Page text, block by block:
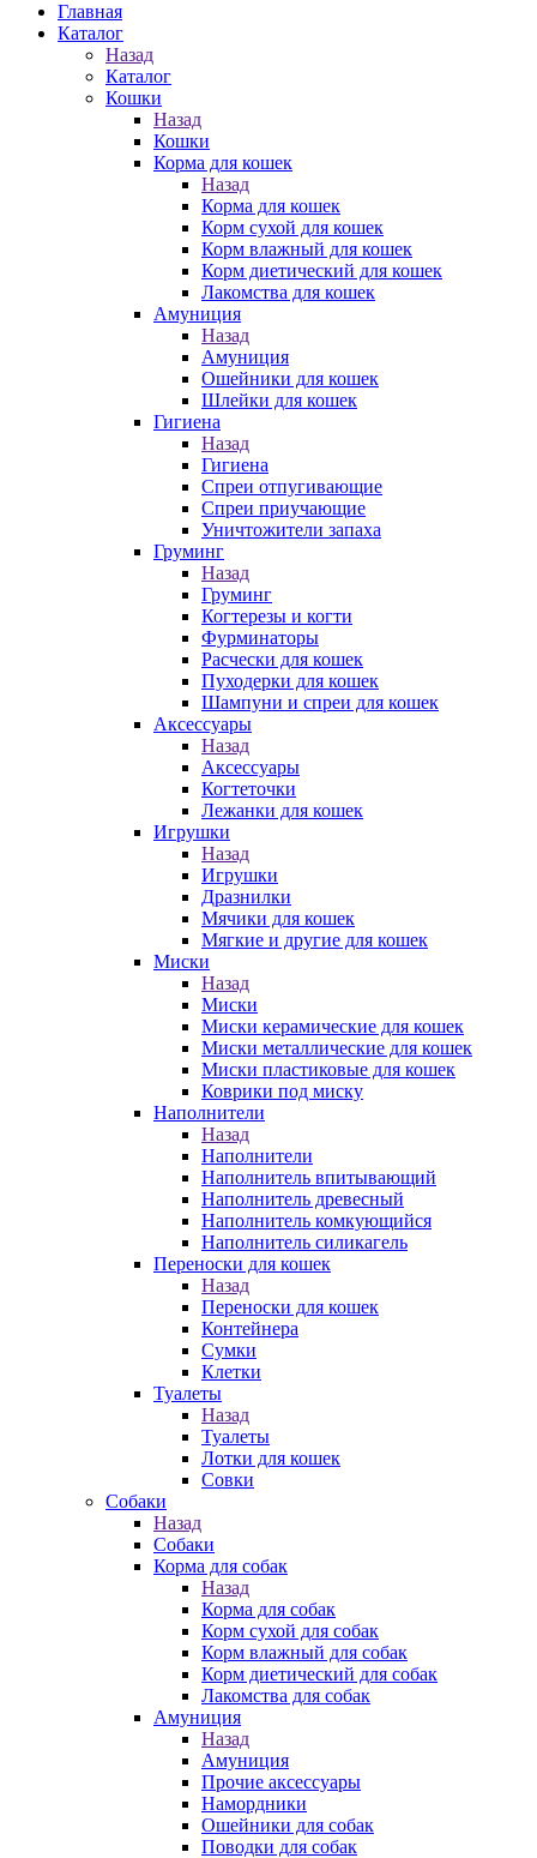
Главная
Каталог
Назад
Каталог
Кошки
Назад
Кошки
Корма для кошек
Назад
Корма для кошек
Корм сухой для кошек
Корм влажный для кошек
Корм диетический для кошек
Лакомства для кошек
Амуниция
Назад
Амуниция
Ошейники для кошек
Шлейки для кошек
Гигиена
Назад
Гигиена
Спреи отпугивающие
Спреи приучающие
Уничтожители запаха
Груминг
Назад
Груминг
Когтерезы и когти
Фурминаторы
Расчески для кошек
Пуходерки для кошек
Шампуни и спреи для кошек
Аксессуары
Назад
Аксессуары
Когтеточки
Лежанки для кошек
Игрушки
Назад
Игрушки
Дразнилки
Мячики для кошек
Мягкие и другие для кошек
Миски
Назад
Миски
Миски керамические для кошек
Миски металлические для кошек
Миски пластиковые для кошек
Коврики под миску
Наполнители
Назад
Наполнители
Наполнитель впитывающий
Наполнитель древесный
Наполнитель комкующийся
Наполнитель силикагель
Переноски для кошек
Назад
Переноски для кошек
Контейнера
Сумки
Клетки
Туалеты
Назад
Туалеты
Лотки для кошек
Совки
Собаки
Назад
Собаки
Корма для собак
Назад
Корма для собак
Корм сухой для собак
Корм влажный для собак
Корм диетический для собак
Лакомства для собак
Амуниция
Назад
Амуниция
Прочие аксессуары
Намордники
Ошейники для собак
Поводки для собак